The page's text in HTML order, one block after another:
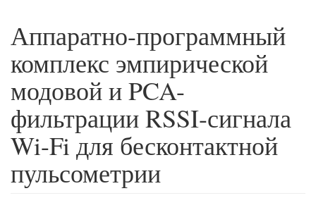
Аппаратно-программный
комплекс эмпирической
модовой и PCA-
фильтрации RSSI-сигнала
Wi-Fi для бесконтактной
пульсометрии